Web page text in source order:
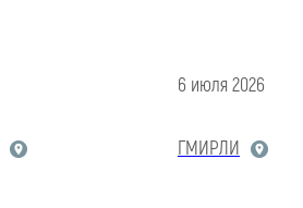
6 июля 2026
ГМИРЛИ